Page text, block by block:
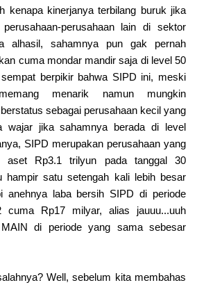
kenapa kinerjanya terbilang buruk jika
perusahaan lain di sektor
alhasil, sahamnya pun gak pernah
cuma mondar mandir saja di level 50
berpikir bahwa SIPD ini, meski
menarik namun mungkin
sebagai perusahaan kecil yang
wajar jika sahamnya berada di level
SIPD merupakan perusahaan yang
aset Rp3.1 trilyun pada tanggal 30
hampir satu setengah kali lebih besar
anehnya laba bersih SIPD di periode
cuma Rp17 milyar, alias jauuu...uuh
di periode yang sama sebesar
Well, sebelum kita membahas